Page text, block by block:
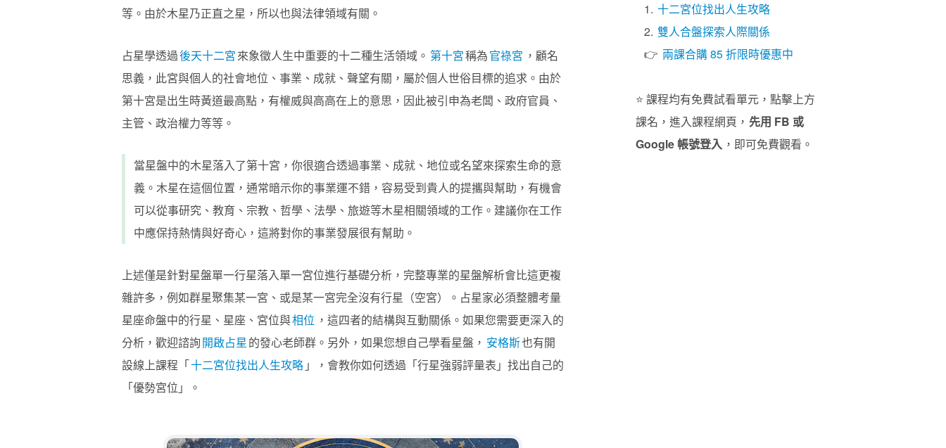
等。由於木星乃正直之星，所以也與法律領域有關。
占星學透過後天十二宮來象徵人生中重要的十二種生活領域。 第十宮稱為官祿宮 ，顧名
思義，此宮與個人的社會地位、事業、成就、聲望有關，屬於個人世俗目標的追求。由於
第十宮是出生時黃道最高點，有權威與高高在上的意思，因此被引申為老闆、政府官員、
主管、政治權力等等。
當星盤中的木星落入了第十宮，你很適合透過事業、成就、地位或名望來探索生命的意
義。木星在這個位置，通常暗示你的事業運不錯，容易受到貴人的提攜與幫助，有機會
可以從事研究、教育、宗教、哲學、法學、旅遊等木星相關領域的工作。建議你在工作
中應保持熱情與好奇心，這將對你的事業發展很有幫助。
上述僅是針對星盤單一行星落入單一宮位進行基礎分析，完整專業的星盤解析會比這更複
雜許多，例如群星聚集某一宮、或是某一宮完全沒有行星（空宮）。占星家必須整體考量
星座命盤中的行星、星座、宮位與相位 ，這四者的結構與互動關係。如果您需要更深入的
分析，歡迎諮詢開啟占星 的發心老師群。另外，如果您想自己學看星盤， 安格斯也有開
設線上課程「十二宮位找出人生攻略 」，會教你如何透過「行星強弱評量表」找出自己的
「優勢宮位」。
1. 十二宮位找出人生攻略
2. 雙人合盤探索人際關係
👉 兩課合購 85 折限時優惠中
⭐️ 課程均有免費試看單元，點擊上方
課名，進入課程網頁， 先用 FB 或
Google 帳號登入 ，即可免費觀看。